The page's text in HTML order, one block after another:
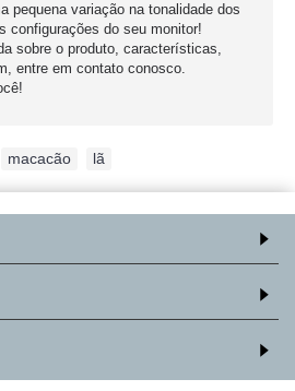
pequena variação na tonalidade dos
configurações do seu monitor!
sobre o produto, características,
entre em contato conosco.
macacão lã